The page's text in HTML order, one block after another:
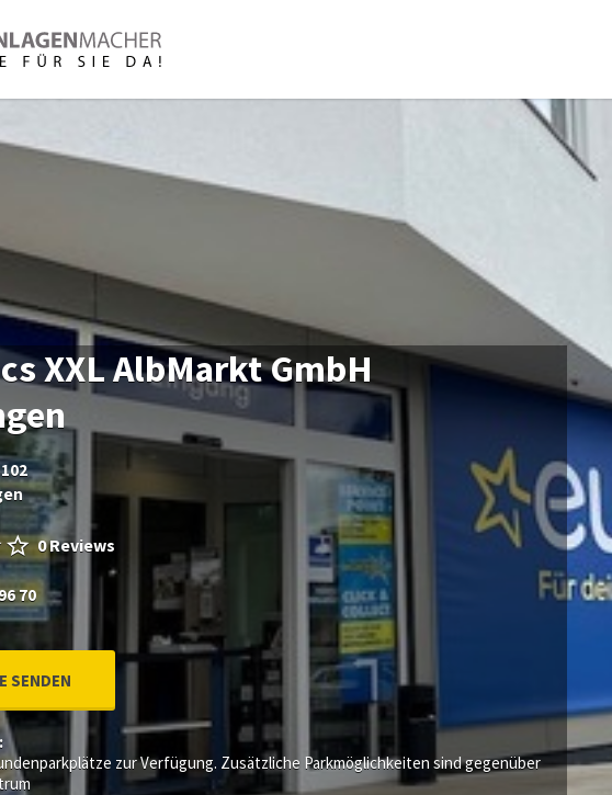
XXL AlbMarkt GmbH
0 Reviews
70
SENDEN
zur Verfügung. Zusätzliche Parkmöglichkeiten sind gegenüber